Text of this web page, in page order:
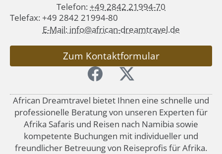
Telefon: +49 2842 21994-70
Telefax: +49 2842 21994-80
E-Mail: info@african-dreamtravel.de
Zum Kontaktformular
African Dreamtravel bietet Ihnen eine schnelle und
professionelle Beratung von unseren Experten für
Afrika Safaris und Reisen nach Namibia sowie
kompetente Buchungen mit individueller und
freundlicher Betreuung von Reiseprofis für Afrika.